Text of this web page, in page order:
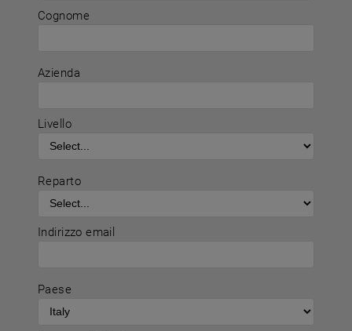
Cognome
Azienda
Livello
Reparto
Indirizzo email
Paese